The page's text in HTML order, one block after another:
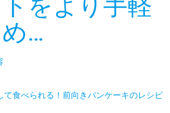
をより手軽
…